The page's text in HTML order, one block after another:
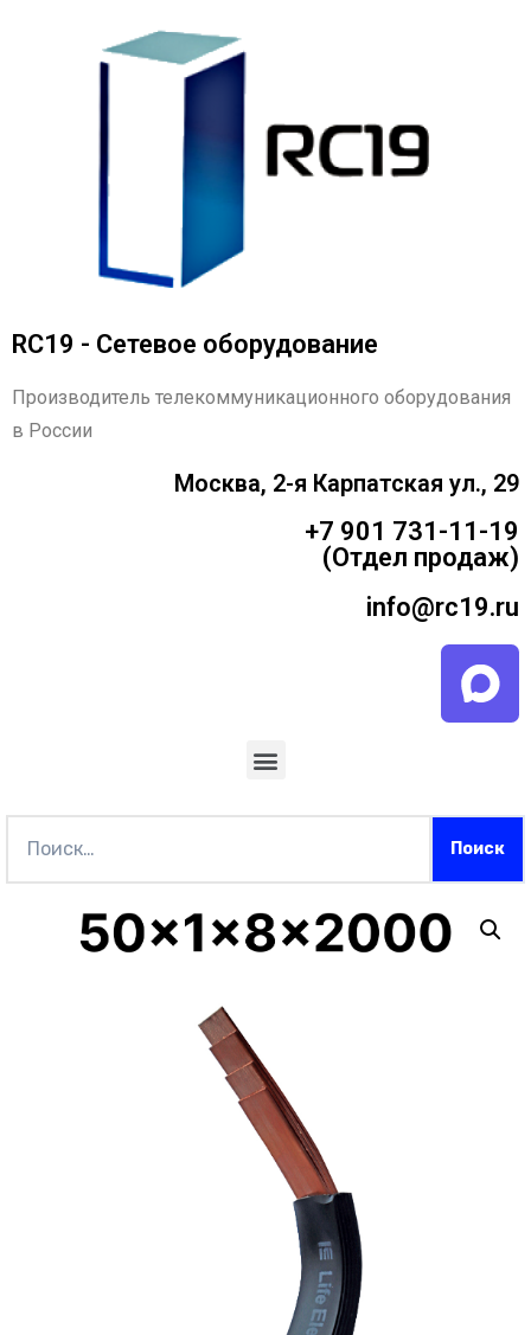
RC19 - Сетевое оборудование
Производитель телекоммуникационного оборудования
в России
Москва, 2-я Карпатская ул., 29
+7 901 731-11-19
(Отдел продаж)
info@rc19.ru